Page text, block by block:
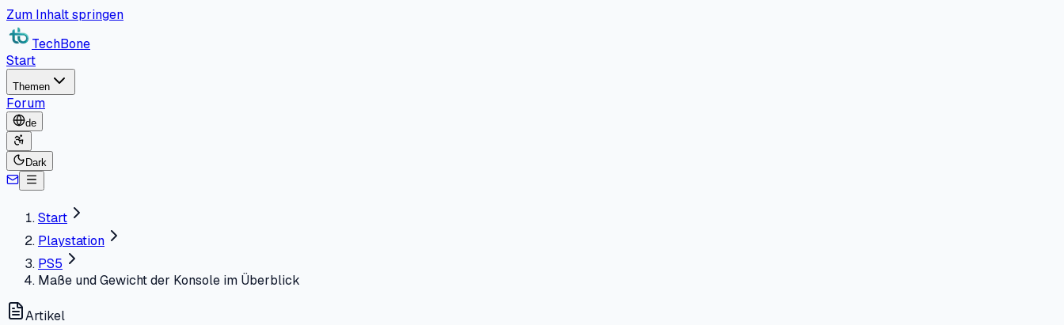
Zum Inhalt springen
TechBone
Start
Themen
Forum
de
Dark
Start
Playstation
PS5
Maße und Gewicht der Konsole im Überblick
Artikel